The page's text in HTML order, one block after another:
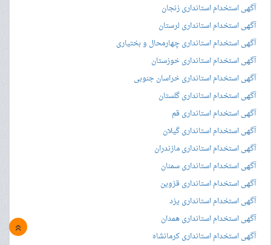
آگهی استخدام استانداری زنجان
آگهی استخدام استانداری لرستان
آگهی استخدام استانداری چهارمحال و بختیاری
آگهی استخدام استانداری خوزستان
آگهی استخدام استانداری خراسان جنوبی
آگهی استخدام استانداری گلستان
آگهی استخدام استانداری قم
آگهی استخدام استانداری گیلان
آگهی استخدام استانداری مازندران
آگهی استخدام استانداری سمنان
آگهی استخدام استانداری قزوین
آگهی استخدام استانداری یزد
آگهی استخدام استانداری همدان
آگهی استخدام استانداری کرمانشاه
»